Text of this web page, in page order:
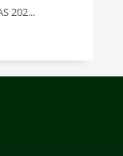
202...